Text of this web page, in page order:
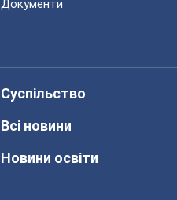
Документи
Суспільство
Всі новини
Новини освіти